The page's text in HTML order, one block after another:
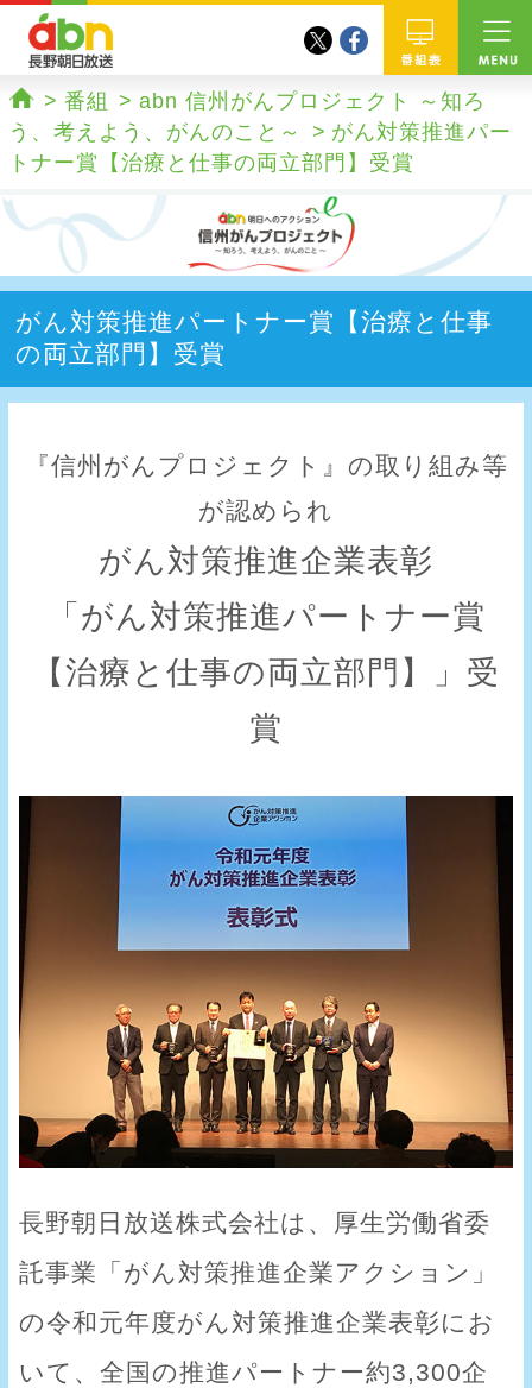
abn 長野朝日放送 番組
twitterfacebook
ホーム
番組
abn 信州がんプロジェクト ～知ろ
う、考えよう、がんのこと～
がん対策推進パー
トナー賞【治療と仕事の両立部門】受賞
がん対策推進パートナー賞【治療と仕事
の両立部門】受賞
『信州がんプロジェクト』の取り組み等
が認められ
がん対策推進企業表彰
「がん対策推進パートナー賞
【治療と仕事の両立部門】」受
賞
長野朝日放送株式会社は、厚生労働省委
託事業「がん対策推進企業アクション」
の令和元年度がん対策推進企業表彰にお
いて、全国の推進パートナー約3,300企